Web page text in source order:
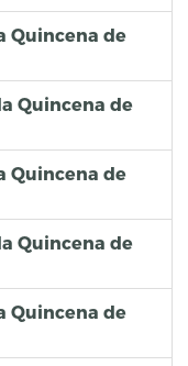
Quincena de
Quincena de
Quincena de
Quincena de
Quincena de